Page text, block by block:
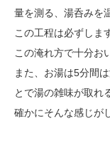
量を測る、湯呑みを
この工程は必ずしま
この淹れ方で十分お
また、お湯は5分間
とで湯の雑味が取れ
確かにそんな感じが